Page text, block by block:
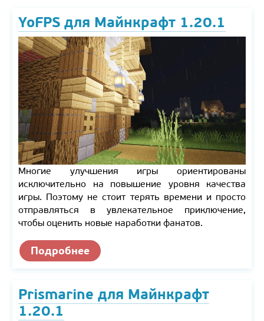
YoFPS для Майнкрафт 1.20.1
Многие улучшения игры ориентированы
исключительно на повышение уровня качества
игры. Поэтому не стоит терять времени и просто
отправляться в увлекательное приключение,
чтобы оценить новые наработки фанатов.
Подробнее
Prismarine для Майнкрафт
1.20.1